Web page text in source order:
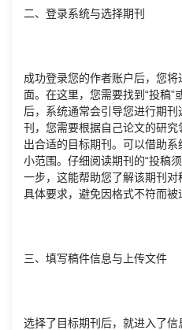
二、登录系统与选择期刊
成功登录您的作者账户后，您
面。在这里，您需要找到“投稿”
后，系统通常会引导您进行期
刊，您需要根据自己论文的研
出合适的目标期刊。可以借助
小范围。仔细阅读期刊的“投稿
一步，这能帮助您了解该期刊
具体要求，避免因格式不符而被
三、填写稿件信息与上传文件
选择了目标期刊后，就进入了